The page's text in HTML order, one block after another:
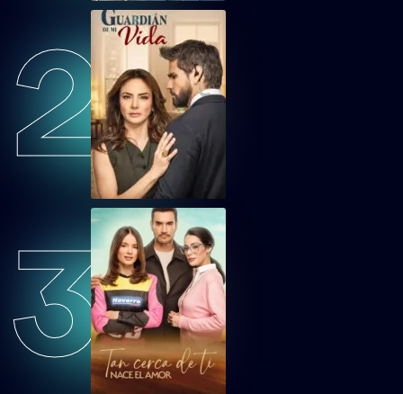
HUACEP61
Hermanas, un amor compartido Capítulo 61
HUACEP62
Hermanas, un amor compartido Capítulo 62
HUACEP63
Hermanas, un amor compartido Capítulo 63
HUACEP64
Hermanas, un amor compartido Capítulo 64
HUACEP65
Hermanas, un amor compartido Capítulo 65
HUACEP66
Hermanas, un amor compartido Capítulo 66
2
3